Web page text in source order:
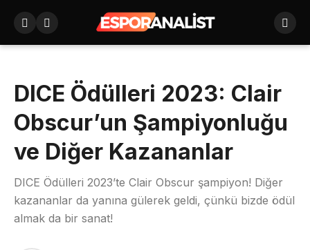
DICE Ödülleri 2023: Clair
Obscur’un Şampiyonluğu
ve Diğer Kazananlar
DICE Ödülleri 2023’te Clair Obscur şampiyon! Diğer
kazananlar da yanına gülerek geldi, çünkü bizde ödül
almak da bir sanat!